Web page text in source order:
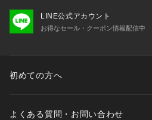
LINE公式アカウント
お得なセール・クーポン情報配信中
初めての方へ
よくある質問・お問い合わせ